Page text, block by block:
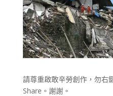
請尊重啟敢辛勞創作，勿右
Share。謝謝。